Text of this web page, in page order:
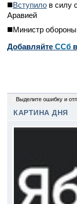
◼️Вступило в силу
Аравией
◼️Министр обороны
Добавляйте CСб
Выделите ошибку и
КАРТИНА ДНЯ